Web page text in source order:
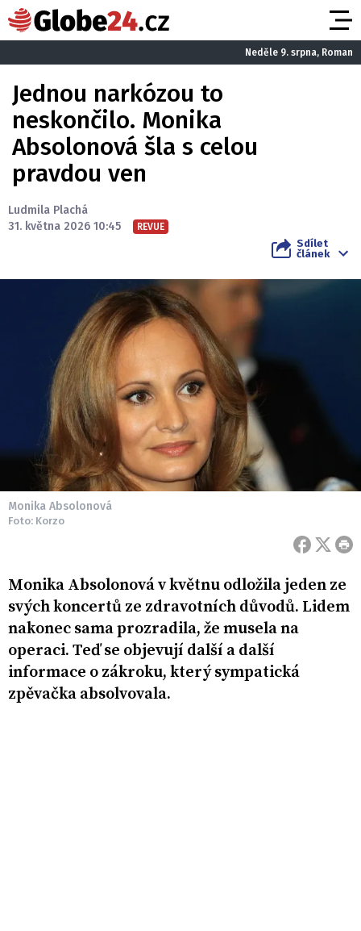
Neděle 9. srpna, Roman
Jednou narkózou to
neskončilo. Monika
Absolonová šla s celou
pravdou ven
Ludmila Plachá
31. května 2026 10:45
REVUE
Sdílet
článek
Monika Absolonová
Foto: Korzo
Monika Absolonová v květnu odložila jeden ze
svých koncertů ze zdravotních důvodů. Lidem
nakonec sama prozradila, že musela na
operaci. Teď se objevují další a další
informace o zákroku, který sympatická
zpěvačka absolvovala.